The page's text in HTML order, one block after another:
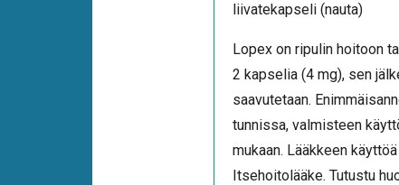
liivatekapseli (nauta)
Lopex on ripulin hoitoon
2 kapselia (4 mg), sen
saavutetaan.
tunnissa, valmisteen
mukaan. Lääkkeen
Itsehoitolääke. Tutustu